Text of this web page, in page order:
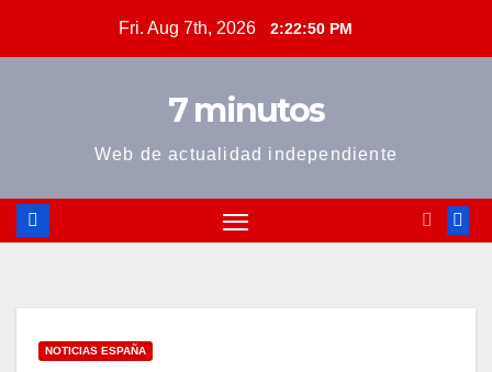
Fri. Aug 7th, 2026 2:22:51 PM
7 minutos
Web de actualidad independiente
NOTICIAS ESPAÑA